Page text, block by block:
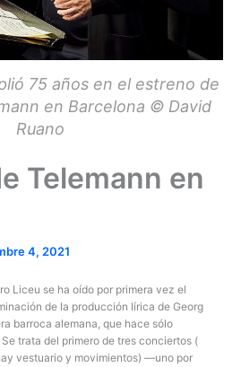
75 años en el estreno de
en Barcelona © David
Ruano
Telemann en
4, 2021
Liceu se ha oído por primera vez el
de la producción lírica de Georg
barroca alemana, que hace sólo
trata del primero de tres conciertos (
vestuario y movimientos) —uno por